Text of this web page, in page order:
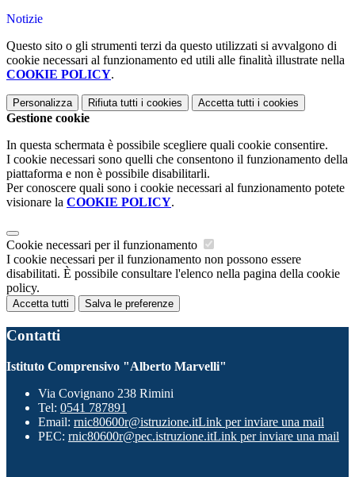
Notizie
Questo sito o gli strumenti terzi da questo utilizzati si avvalgono di
cookie necessari al funzionamento ed utili alle finalità illustrate nella
COOKIE POLICY.
Personalizza Rifiuta tutti i cookies Accetta tutti i cookies
Gestione cookie
In questa schermata è possibile scegliere quali cookie consentire.
I cookie necessari sono quelli che consentono il funzionamento della
piattaforma e non è possibile disabilitarli.
Per conoscere quali sono i cookie necessari al funzionamento potete
visionare la COOKIE POLICY.
Cookie necessari per il funzionamento
I cookie necessari per il funzionamento non possono essere
disabilitati. È possibile consultare l'elenco nella pagina della cookie
policy.
Accetta tutti Salva le preferenze
Contatti
Istituto Comprensivo "Alberto Marvelli"
Via Covignano 238 Rimini
Tel: 0541 787891
Email: rnic80600r@istruzione.itLink per inviare una mail
PEC: rnic80600r@pec.istruzione.itLink per inviare una mail